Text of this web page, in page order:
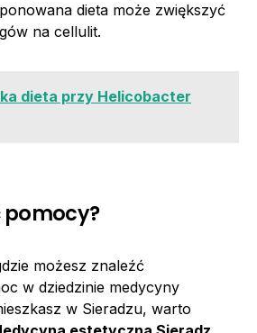
dieta może zwiększyć
na cellulit.
dieta przy Helicobacter
pomocy?
możesz znaleźć
w dziedzinie medycyny
w Sieradzu, warto